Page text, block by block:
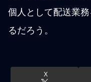
個人として配送業
るだろう。
X